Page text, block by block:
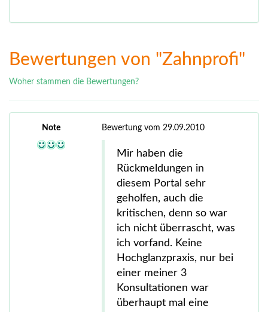
Bewertungen von "Zahnprofi"
Woher stammen die Bewertungen?
Note Bewertung vom 29.09.2010
Mir haben die
Rückmeldungen in
diesem Portal sehr
geholfen, auch die
kritischen, denn so war
ich nicht überrascht, was
ich vorfand. Keine
Hochglanzpraxis, nur bei
einer meiner 3
Konsultationen war
überhaupt mal eine